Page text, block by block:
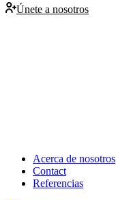
Únete a nosotros
Acerca de nosotros
Contact
Referencias